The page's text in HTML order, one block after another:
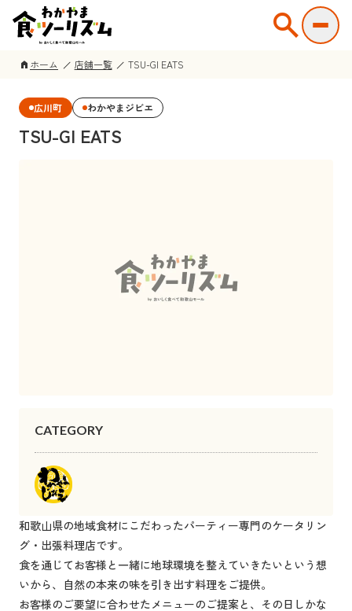
search
home ホーム 店舗一覧 TSU-GI EATS
広川町 わかやまジビエ
TSU-GI EATS
CATEGORY
和歌山県の地域食材にこだわったパーティー専門のケータリン
グ・出張料理店です。
食を通じてお客様と一緒に地球環境を整えていきたいという想
いから、自然の本来の味を引き出す料理をご提供。
お客様のご要望に合わせたメニューのご提案と、その日しかな